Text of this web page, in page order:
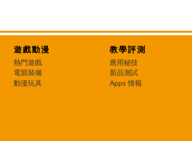
遊戲動漫
熱門遊戲
電競裝備
動漫玩具
教學評測
應用秘技
新品測試
Apps 情報